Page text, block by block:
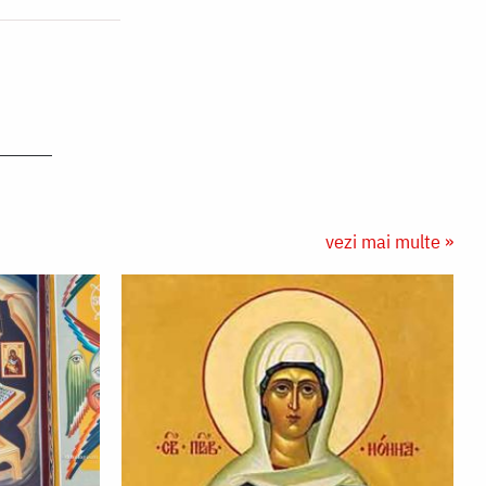
vezi mai multe »